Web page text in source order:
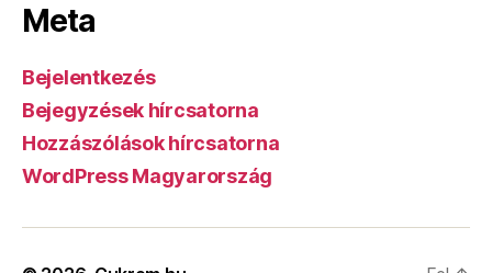
Meta
Bejelentkezés
Bejegyzések hírcsatorna
Hozzászólások hírcsatorna
WordPress Magyarország